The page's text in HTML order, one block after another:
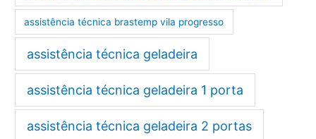
assistência técnica brastemp vila progresso
assistência técnica geladeira
assistência técnica geladeira 1 porta
assistência técnica geladeira 2 portas